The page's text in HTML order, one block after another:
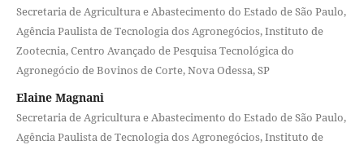
Secretaria de Agricultura e Abastecimento do Estado de São Paulo,
Agência Paulista de Tecnologia dos Agronegócios, Instituto de
Zootecnia, Centro Avançado de Pesquisa Tecnológica do
Agronegócio de Bovinos de Corte, Nova Odessa, SP
Elaine Magnani
Secretaria de Agricultura e Abastecimento do Estado de São Paulo,
Agência Paulista de Tecnologia dos Agronegócios, Instituto de